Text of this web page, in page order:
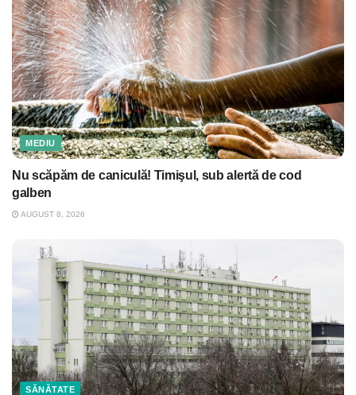
MEDIU
Nu scăpăm de caniculă! Timişul, sub alertă de cod
galben
AUGUST 8, 2026
SĂNĂTATE